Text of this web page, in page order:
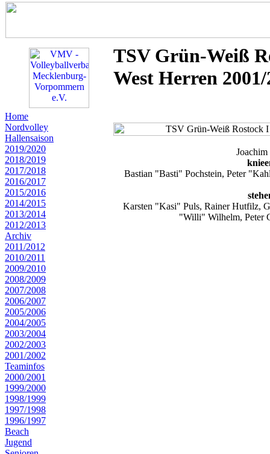
Home
Nordvolley
Hallensaison
2019/2020
2018/2019
2017/2018
2016/2017
2015/2016
2014/2015
2013/2014
2012/2013
Archiv
2011/2012
2010/2011
2009/2010
2008/2009
2007/2008
2006/2007
2005/2006
2004/2005
2003/2004
2002/2003
2001/2002
Teaminfos
2000/2001
1999/2000
1998/1999
1997/1998
1996/1997
Beach
Jugend
TSV Grün-Weiß
West Herren
Bastian "Basti" Pochstein, Peter
Karsten "Kasi" Puls, Rainer Hutfilz,
"Willi" Wilhelm, Peter